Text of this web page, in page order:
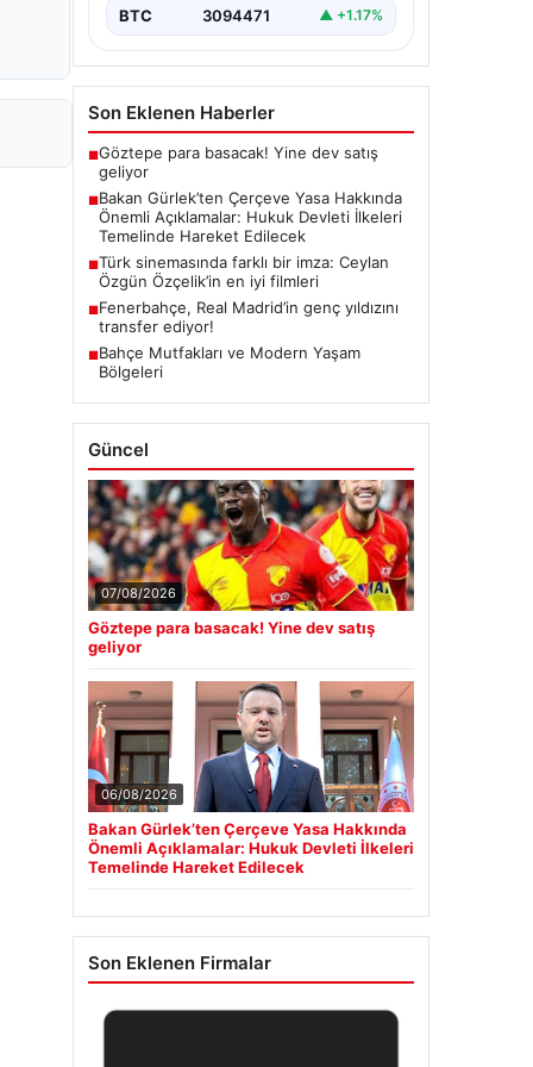
yürürlüğe girmesiyle…
BTC 3094471 ▲ +1.17%
Son Eklenen Haberler
■Göztepe para basacak! Yine dev satış
geliyor
■Bakan Gürlek’ten Çerçeve Yasa Hakkında
Önemli Açıklamalar: Hukuk Devleti İlkeleri
Temelinde Hareket Edilecek
■Türk sinemasında farklı bir imza: Ceylan
Özgün Özçelik’in en iyi filmleri
■Fenerbahçe, Real Madrid’in genç yıldızını
transfer ediyor!
■Bahçe Mutfakları ve Modern Yaşam
Bölgeleri
Güncel
07/08/2026
Göztepe para basacak! Yine dev satış
geliyor
06/08/2026
Bakan Gürlek’ten Çerçeve Yasa Hakkında
Önemli Açıklamalar: Hukuk Devleti İlkeleri
Temelinde Hareket Edilecek
Son Eklenen Firmalar